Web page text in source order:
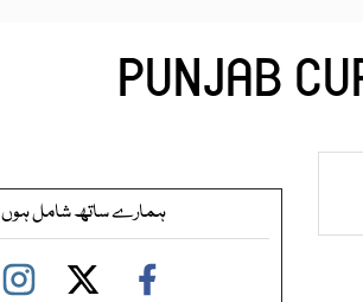
PUNJAB
ہمارے ساتھ شامل ہوں